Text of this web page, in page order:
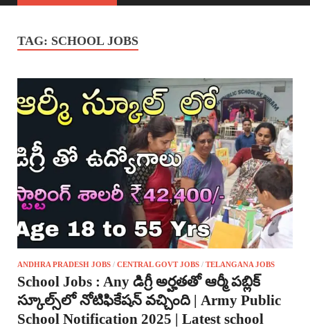
TAG: SCHOOL JOBS
ANDHRA PRADESH JOBS / CENTRAL GOVT JOBS / TELANGANA JOBS
School Jobs : Any డిగ్రీ అర్హతతో ఆర్మీ పబ్లిక్
స్కూల్స్‌లో నోటిఫికేషన్ వచ్చింది | Army Public
School Notification 2025 | Latest school